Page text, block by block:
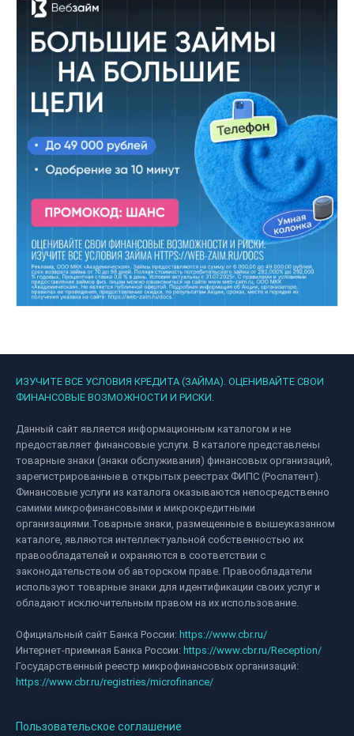
ИЗУЧИТЕ ВСЕ УСЛОВИЯ КРЕДИТА (ЗАЙМА). ОЦЕНИВАЙТЕ СВОИ
ФИНАНСОВЫЕ ВОЗМОЖНОСТИ И РИСКИ.
Данный сайт является информационным каталогом и не
предоставляет финансовые услуги. В каталоге представлены
товарные знаки (знаки обслуживания) финансовых организаций,
зарегистрированные в открытых реестрах ФИПС (Роспатент).
Финансовые услуги из каталога оказываются непосредственно
самими микрофинансовыми и микрокредитными
организациями.Товарные знаки, размещенные в вышеуказанном
каталоге, являются интеллектуальной собственностью их
правообладателей и охраняются в соответствии с
законодательством об авторском праве. Правообладатели
используют товарные знаки для идентификации своих услуг и
обладают исключительным правом на их использование.
Официальный сайт Банка России: https://www.cbr.ru/
Интернет-приемная Банка России: https://www.cbr.ru/Reception/
Государственный реестр микрофинансовых организаций:
https://www.cbr.ru/registries/microfinance/
Пользовательское соглашение